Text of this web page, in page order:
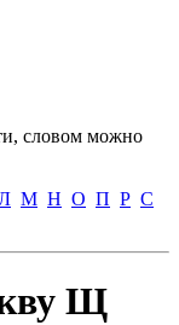
словом можно
М Н О П Р С
Щ